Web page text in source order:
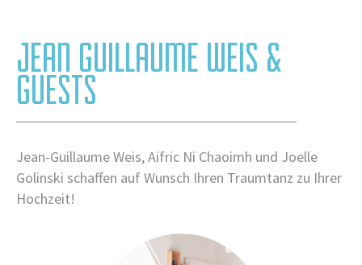
JEAN GUILLAUME WEIS &
GUESTS
Jean-Guillaume Weis, Aifric Ni Chaoimh und Joelle
Golinski schaffen auf Wunsch Ihren Traumtanz zu Ihrer
Hochzeit!